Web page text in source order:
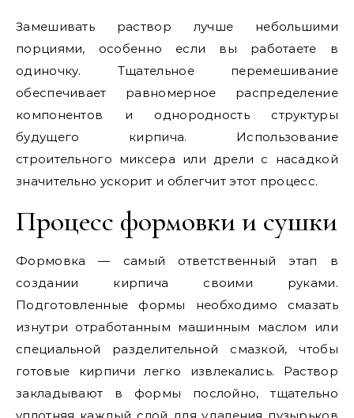
Замешивать раствор лучше небольшими
порциями, особенно если вы работаете в
одиночку. Тщательное перемешивание
обеспечивает равномерное распределение
компонентов и однородность структуры
будущего кирпича. Использование
строительного миксера или дрели с насадкой
значительно ускорит и облегчит этот процесс.
Процесс формовки и сушки
Формовка — самый ответственный этап в
создании кирпича своими руками.
Подготовленные формы необходимо смазать
изнутри отработанным машинным маслом или
специальной разделительной смазкой, чтобы
готовые кирпичи легко извлекались. Раствор
закладывают в формы послойно, тщательно